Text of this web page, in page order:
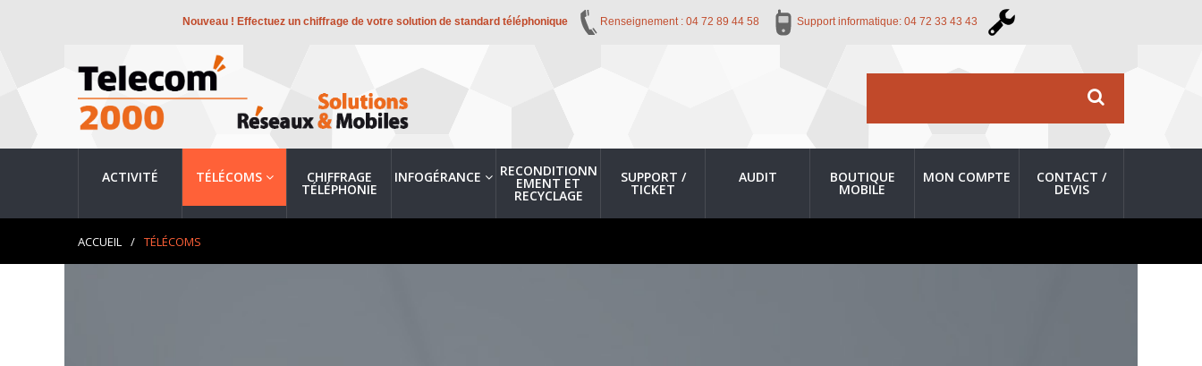
Nouveau ! Effectuez un chiffrage de votre solution de standard téléphonique Renseignement : 04 72 89 44 58 Support informatique: 04 72 33 43 43
ACTIVITÉ TÉLÉCOMS CHIFFRAGE
TÉLÉPHONIE
INFOGÉRANCE RECONDITIONN
EMENT ET
RECYCLAGE
SUPPORT /
TICKET
AUDIT BOUTIQUE
MOBILE
MON COMPTE CONTACT /
DEVIS
ACCUEIL / TÉLÉCOMS